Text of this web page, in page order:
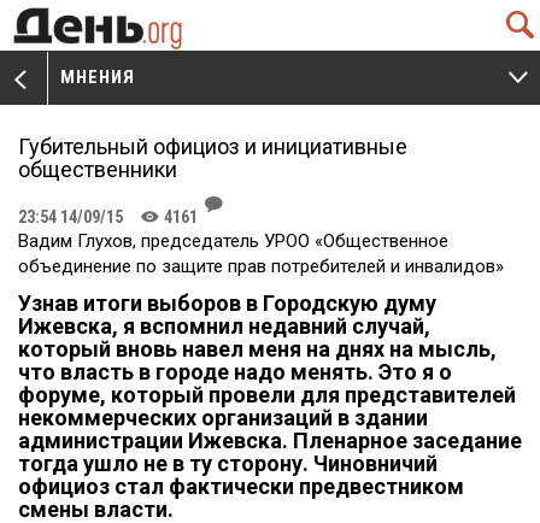
Q
V
МНЕНИЯ
W
Губительный официоз и инициативные
общественники
23:54 14/09/15 K 4161
J
Вадим Глухов, председатель УРОО «Общественное
объединение по защите прав потребителей и инвалидов»
Узнав итоги выборов в Городскую думу
Ижевска, я вспомнил недавний случай,
который вновь навел меня на днях на мысль,
что власть в городе надо менять. Это я о
форуме, который провели для представителей
некоммерческих организаций в здании
администрации Ижевска. Пленарное заседание
тогда ушло не в ту сторону. Чиновничий
официоз стал фактически предвестником
смены власти.